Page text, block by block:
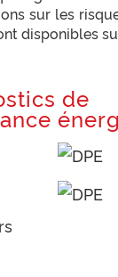
sur les
disponibles
de